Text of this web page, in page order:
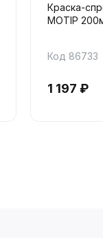
Краска-
MOTIP
Код 86733
1 197 ₽